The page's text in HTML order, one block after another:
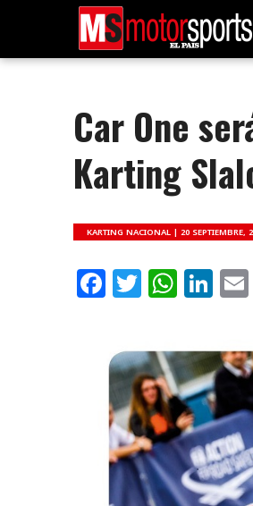
Car One
Karting
KARTING NACIONAL |20 SEPTIEMBRE,
Facebook
Twitter